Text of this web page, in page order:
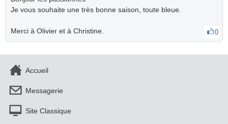
Je vous souhaite une très bonne saison, toute bleue.
Merci à Olivier et à Christine. 0
Accueil
Messagerie
Site Classique